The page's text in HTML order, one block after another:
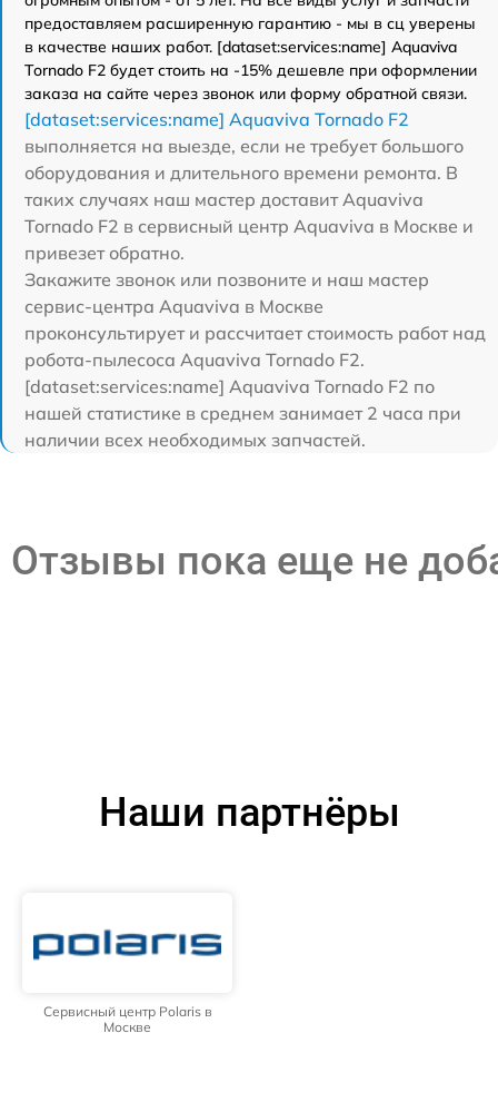
предоставляем расширенную гарантию - мы в сц уверены
в качестве наших работ. [dataset:services:name] Aquaviva
Tornado F2 будет стоить на -15% дешевле при оформлении
заказа на сайте через звонок или форму обратной связи.
[dataset:services:name] Aquaviva Tornado F2
выполняется на выезде, если не требует большого
оборудования и длительного времени ремонта. В
таких случаях наш мастер доставит Aquaviva
Tornado F2 в сервисный центр Aquaviva в Москве и
привезет обратно.
Закажите звонок или позвоните и наш мастер
сервис-центра Aquaviva в Москве
проконсультирует и рассчитает стоимость работ над
робота-пылесоса Aquaviva Tornado F2.
[dataset:services:name] Aquaviva Tornado F2 по
нашей статистике в среднем занимает 2 часа при
наличии всех необходимых запчастей.
Отзывы пока еще не
Наши партнёры
Сервисный центр Polaris в
Москве